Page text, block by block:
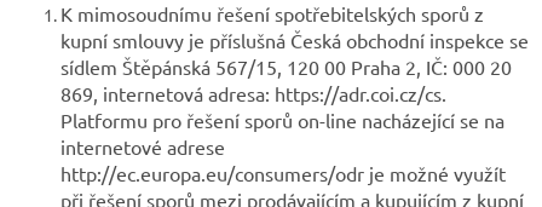
K mimosoudnímu řešení spotřebitelských sporů z
kupní smlouvy je příslušná Česká obchodní inspekce se
sídlem Štěpánská 567/15, 120 00 Praha 2, IČ: 000 20
869, internetová adresa: https://adr.coi.cz/cs.
Platformu pro řešení sporů on-line nacházející se na
internetové adrese
http://ec.europa.eu/consumers/odr je možné využít
při řešení sporů mezi prodávajícím a kupujícím z kupní